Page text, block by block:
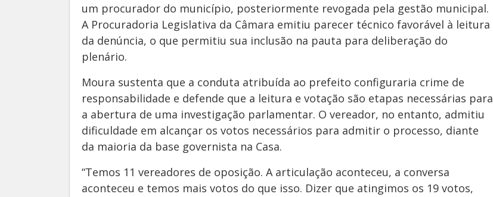
um procurador do município, posteriormente revogada pela gestão municipal.
A Procuradoria Legislativa da Câmara emitiu parecer técnico favorável à leitura
da denúncia, o que permitiu sua inclusão na pauta para deliberação do
plenário.
Moura sustenta que a conduta atribuída ao prefeito configuraria crime de
responsabilidade e defende que a leitura e votação são etapas necessárias para
a abertura de uma investigação parlamentar. O vereador, no entanto, admitiu
dificuldade em alcançar os votos necessários para admitir o processo, diante
da maioria da base governista na Casa.
“Temos 11 vereadores de oposição. A articulação aconteceu, a conversa
aconteceu e temos mais votos do que isso. Dizer que atingimos os 19 votos,